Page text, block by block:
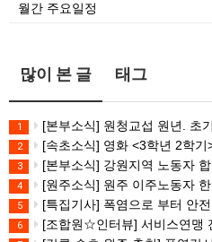
월간 주요일정
많이 본 글 태그
1 [본부소식] 원청교섭 원년. 초기업교섭 돌파! 모든 노
2 [속초소식] 영화 <3학년 2학기
3 [본부소식] 강원지역 노동자
4 [원주소식] 원주 이주노동자
5 [특집기사] 폭염으로 부터 안
6 [조합원☆인터뷰] 서비스연맹 전국학교비